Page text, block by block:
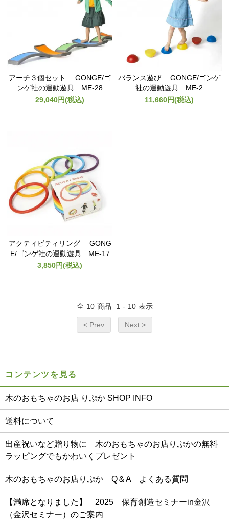
アーチ３個セット GONGE/ゴ
ンゲ社の運動遊具 ME-28
29,040円(税込)
バランス遊び GONGE/ゴンゲ
社の運動遊具 ME-2
11,660円(税込)
アクティビティリング GONG
E/ゴンゲ社の運動遊具 ME-17
3,850円(税込)
全 10 商品 1 - 10 表示
< Prev Next >
コンテンツを見る
木のおもちゃのお店 りぷか SHOP INFO
送料について
出産祝いなど贈り物に 木のおもちゃのお店りぷかの無料
ラッピングでもかわいくプレゼント
木のおもちゃのお店りぷか Q＆A よくある質問
【満席となりました】 2025 保育創造セミナーin金沢
（金沢セミナー）のご案内